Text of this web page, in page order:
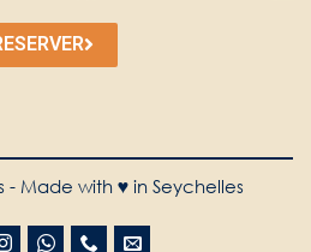
- Made with ♥ in Seychelles